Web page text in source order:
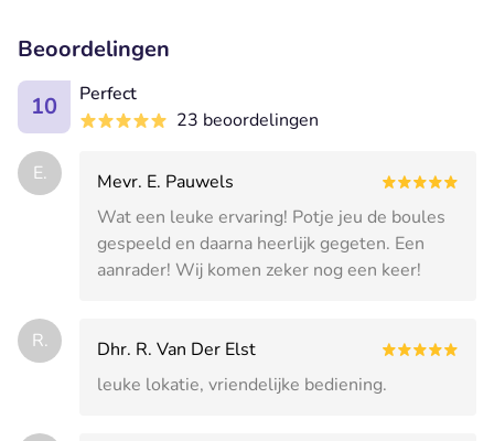
Beoordelingen
10
Perfect
23 beoordelingen
E.
Mevr. E. Pauwels
Wat een leuke ervaring! Potje jeu de boules
gespeeld en daarna heerlijk gegeten. Een
aanrader! Wij komen zeker nog een keer!
R.
Dhr. R. Van Der Elst
leuke lokatie, vriendelijke bediening.